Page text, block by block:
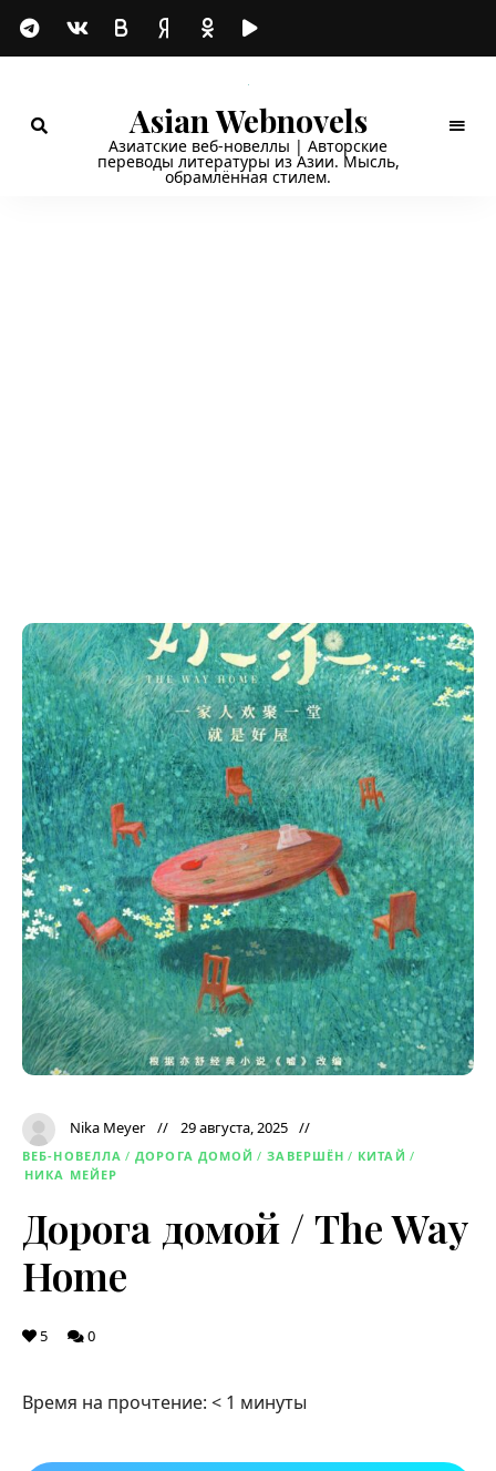
Asian Webnovels
Азиатские веб-новеллы | Авторские
переводы литературы из Азии. Мысль,
обрамлённая стилем.
Nika Meyer 29 августа, 2025
ВЕБ-НОВЕЛЛА / ДОРОГА ДОМОЙ / ЗАВЕРШЁН / КИТАЙ /
НИКА МЕЙЕР
Дорога домой / The Way
Home
5 0
Время на прочтение: < 1 минуты